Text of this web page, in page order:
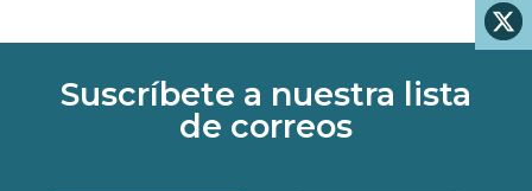
Suscríbete a nuestra lista
de correos